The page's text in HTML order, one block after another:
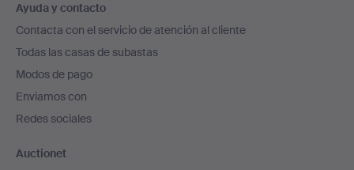
en
el
pie
de
página
Ayuda y contacto
Contacta con el servicio de atención al cliente
Todas las casas de subastas
Modos de pago
Enviamos con
Redes sociales
Auctionet